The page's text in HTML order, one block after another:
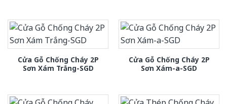
Cửa Gỗ Chống Cháy 2P
Sơn Xám Trắng-SGD
Cửa Gỗ Chống Cháy 2P
Sơn Xám-a-SGD